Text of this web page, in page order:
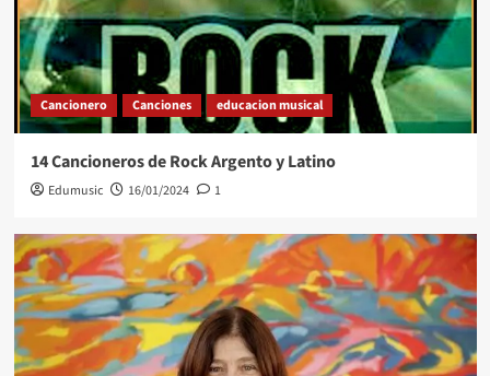
Cancionero Canciones educacion musical
14 Cancioneros de Rock Argento y Latino
Edumusic 16/01/2024 1